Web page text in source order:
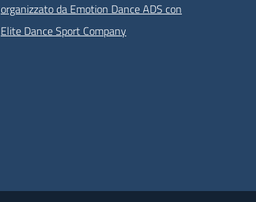
organizzato da Emotion Dance ADS con
Elite Dance Sport Company